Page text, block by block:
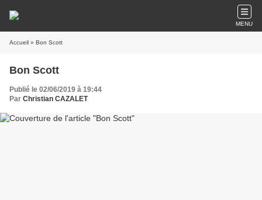
MENU
Accueil » Bon Scott
Bon Scott
Publié le 02/06/2019 à 19:44
Par Christian CAZALET